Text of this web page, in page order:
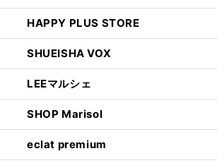
HAPPY PLUS STORE
SHUEISHA VOX
LEEマルシェ
SHOP Marisol
eclat premium